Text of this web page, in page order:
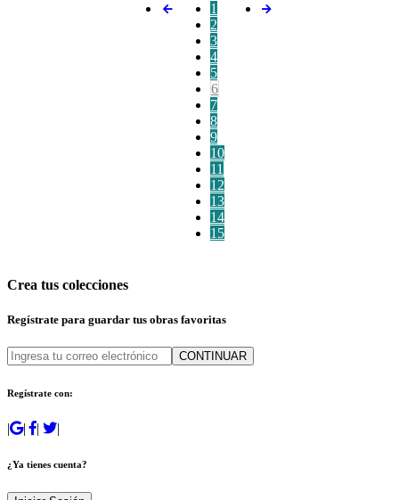
1
2
3
4
5
6
7
8
9
10
11
12
13
14
15
Crea tus colecciones
Regístrate para guardar tus obras favoritas
CONTINUAR
Regístrate con:
| | | |
¿Ya tienes cuenta?